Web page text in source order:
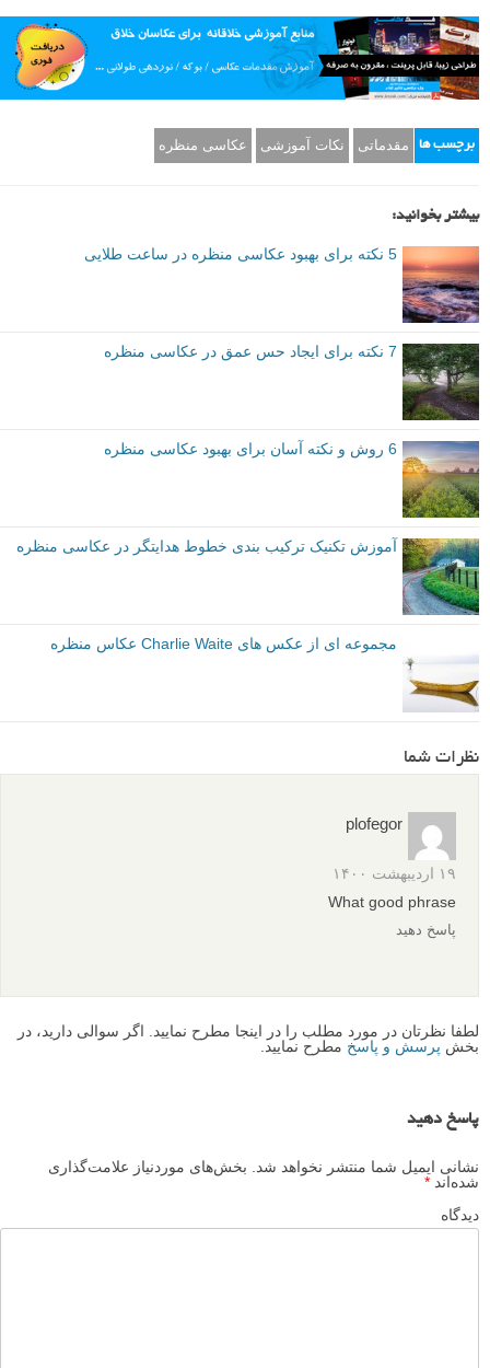
برچسب ها مقدماتی نکات آموزشی عکاسی منظره
بیشتر بخوانید:
5 نکته برای بهبود عکاسی منظره در ساعت طلایی
7 نکته برای ایجاد حس عمق در عکاسی منظره
6 روش و نکته آسان برای بهبود عکاسی منظره
آموزش تکنیک ترکیب بندی خطوط هدایتگر در عکاسی منظره
مجموعه ای از عکس های Charlie Waite عکاس منظره
نظرات شما
plofegor
۱۹ اردیبهشت ۱۴۰۰
What good phrase
پاسخ دهید
لطفا نظرتان در مورد مطلب را در اینجا مطرح نمایید. اگر سوالی دارید، در
بخش پرسش و پاسخ مطرح نمایید.
پاسخ دهید
نشانی ایمیل شما منتشر نخواهد شد.
بخش‌های موردنیاز علامت‌گذاری
شده‌اند *
دیدگاه